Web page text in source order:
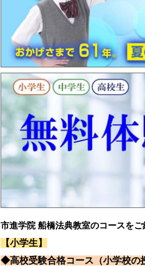
市進学院 船橋法典教室のコースをご
【小学生】
◆高校受験合格コース（小学校の